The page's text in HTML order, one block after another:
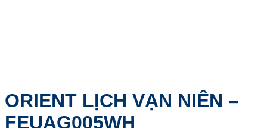
ORIENT LỊCH VẠN NIÊN –
FEUAG005WH